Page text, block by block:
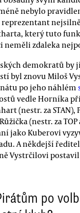
nebylo
reprezentant
který tuto
neměli zdaleka
demokratů by
byl znovu Miloš
po jeho náhlém
vedle Horníka
(nestr. za STAN),
(nestr. za
jako Kuberovi
A někdejší ředitel
Vystrčilovi
po